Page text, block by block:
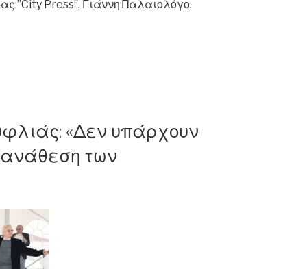
”City Press”, Γιάννη Παλαιολόγο.
«Δεν υπάρχουν
ανάθεση των